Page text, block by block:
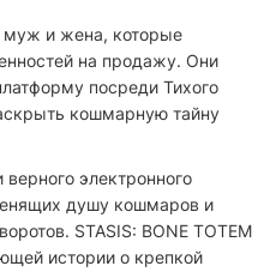
и жена, которые
на продажу. Они
посреди Тихого
кошмарную тайну
электронного
душу кошмаров и
STASIS: BONE TOTEM
истории о крепкой